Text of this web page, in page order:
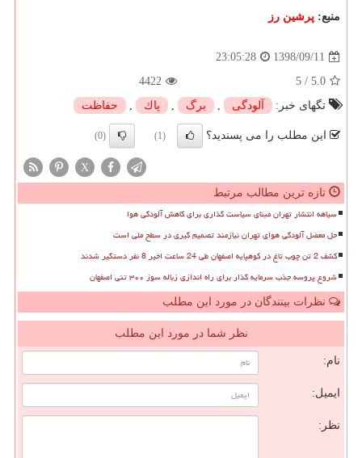
منبع: پرشین رز
1398/09/11
23:05:28
5.0
/
5
4422
تگهای خبر:
آلودگی , برگ , پاك , حفاظت
این مطلب را می پسندید؟ (1)
(0)
X
تازه ترین مطالب مرتبط
سیاهه انتشار تهران مبنای سیاست گذاری برای کاهش آلودگی هوا
حل معضل آلودگی هوای تهران نیازمند تصمیم گیری در سطح ملی است
کشف 2 تن چوب تاغ در کوهپایه اصفهان طی 24 ساعت اخیر 8 نفر دستگیر شدند
شروع پروسه جذب سرمایه گذار برای راه اندازی زباله سوز ۳۰۰ تنی اصفهان
نظرات بینندگان در مورد این مطلب
نظر شما در مورد این مطلب
نام:
ایمیل:
نظر: